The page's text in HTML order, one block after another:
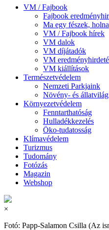
VM / Fajbook
Fajbook
Ma egy fészek,
VM / Fajbook hírek
VM dalok
VM díjátadók
VM
VM kiállítások
Természetvédelem
Nemzeti Parkjaink
Növény- és állatvilág
Környezetvédelem
Fenntarthatóság
Hulladékkezelés
Öko-tudatosság
Klímavédelem
Turizmus
Tudomány
Fotózás
Magazin
Webshop
×
Fotó: Papp-Salamon Csilla (Az